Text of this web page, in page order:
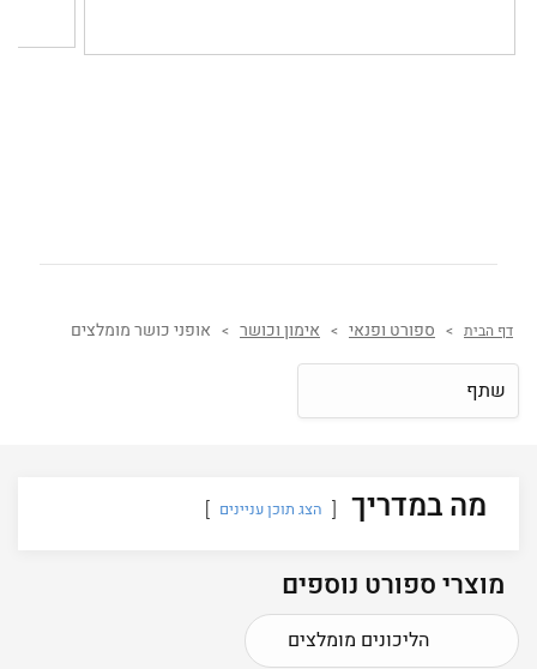
דף הבית > ספורט ופנאי > אימון וכושר > אופני כושר מומלצים
שתף
מה במדריך הצג תוכן עניינים
מוצרי ספורט נוספים
הליכונים מומלצים